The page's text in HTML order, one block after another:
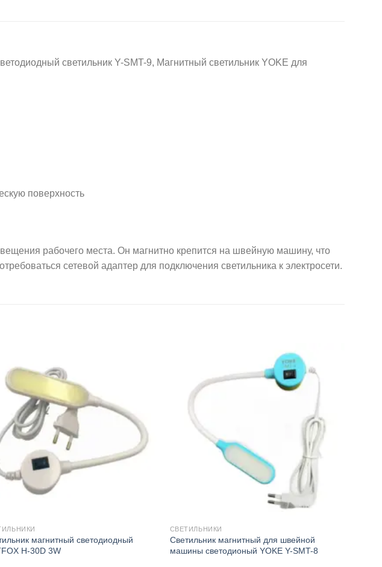
светильник Y-SMT-9, Магнитный светильник YOKE для
поверхность
рабочего места. Он магнитно крепится на швейную машину, что
сетевой адаптер для подключения светильника к электросети.
магнитный светодиодный
H-30D 3W
СВЕТИЛЬНИКИ
Светильник магнитный для швейной
машины светодионый YOKE Y-SMT-8